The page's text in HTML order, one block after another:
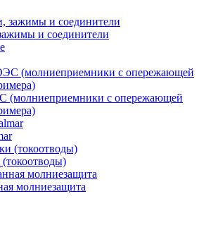
и соединители
(молниеприемники с опережающей
молниезащита